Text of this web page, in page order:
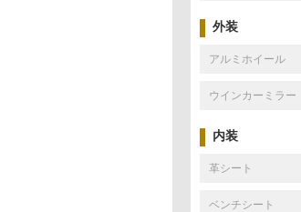
外装
アルミホイール
ウインカーミラー
内装
革シート
ベンチシート